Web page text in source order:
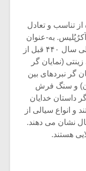
تناسب و تعادل
به-عنوان
یک معبدِ ساخته شده برای آتِن در حوالی سال ۴۴۰ قبل از
(نمایان گر
گر نبردهای بین
و سنگ فرش
داستان خدایان
و انواع سیالی از
نشان می دهند.
هستند.